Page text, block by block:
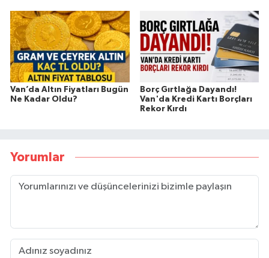
Van’da Altın Fiyatları Bugün
Ne Kadar Oldu?
Borç Gırtlağa Dayandı!
Van'da Kredi Kartı Borçları
Rekor Kırdı
Yorumlar